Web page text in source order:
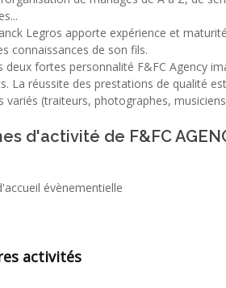
Legros apporte expérience et
connaissances de son fils.
deux fortes personnalité F&FC Agency
La réussite des prestations de qualité
variés (traiteurs, photographes,
d'activité de F&FC
évènementielle
activités